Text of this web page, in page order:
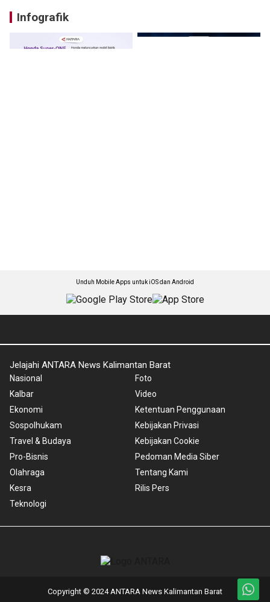
Infografik
Unduh Mobile Apps untuk iOS dan Android
Jelajahi ANTARA News Kalimantan Barat
Nasional
Kalbar
Ekonomi
Sospolhukam
Travel & Budaya
Pro-Bisnis
Olahraga
Kesra
Teknologi
Foto
Video
Ketentuan Penggunaan
Kebijakan Privasi
Kebijakan Cookie
Pedoman Media Siber
Tentang Kami
Rilis Pers
Copyright © 2024 ANTARA News Kalimantan Barat